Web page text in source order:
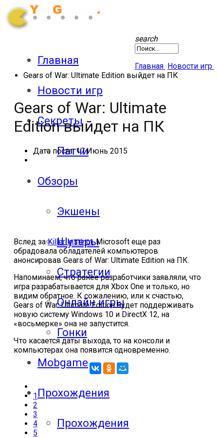
Главная
Новости игр
Секреты
Патчи
Обзоры
Экшены
Шутеры
Стратегии
Онлайн игры
Гонки
Mobgame
Прохождения
Прохождения
search
Главная Новости игр
Gears of War: Ultimate Edition выйдет на ПК
Gears of War: Ultimate
Edition выйдет на ПК
Дата поста:17 Июнь 2015
Вслед заKiller Instinct, Microsoft еще раз
обрадовала обладателей компьютеров
анонсировав Gears of War: Ultimate Edition на ПК.
Напоминаем, что ранее разработчики заявляли, что
игра разрабатывается для Xbox One и только, но
видим обратное. К сожалению, или к счастью,
Gears of War: Ultimate Edition будет поддерживать
новую систему Windows 10 и DirectX 12, на
«восьмерке» она не запустится.
Что касается даты выхода, то на консоли и
компьютерах она появится одновременно.
1
2
3
4
5